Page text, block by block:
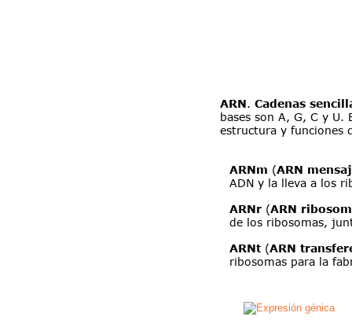
ARN. Cadenas
bases son A, G, C y
estructura y funciones
ARNm (ARN
ADN y la lleva a los
ARNr (ARN
de los ribosomas,
ARNt (ARN
ribosomas para la